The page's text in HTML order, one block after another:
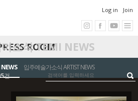
Log in Join
ROOM
입주예술가소식 ARTIST NEWS
소식 TEMI NEWS
건